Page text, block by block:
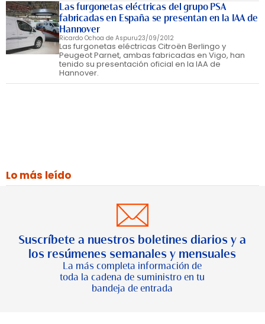
Las furgonetas eléctricas del grupo PSA
fabricadas en España se presentan en la IAA de
Hannover
Ricardo Ochoa de Aspuru23/09/2012
Las furgonetas eléctricas Citroën Berlingo y
Peugeot Parnet, ambas fabricadas en Vigo, han
tenido su presentación oficial en la IAA de
Hannover.
Lo más leído
Suscríbete a nuestros boletines diarios y a
los resúmenes semanales y mensuales
La más completa información de
toda la cadena de suministro en tu
bandeja de entrada